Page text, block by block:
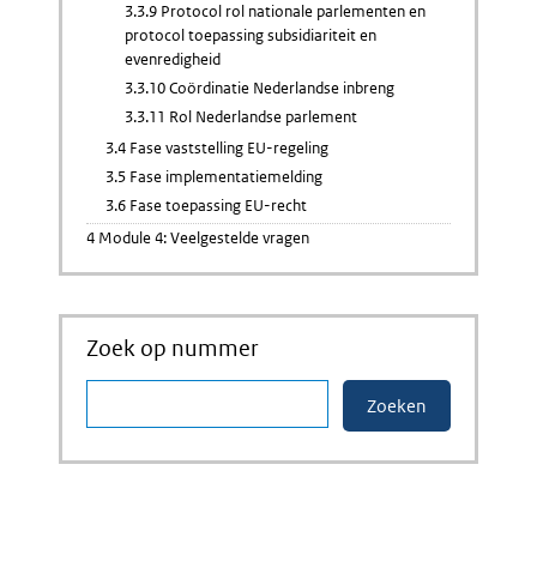
3.3.9 Protocol rol nationale parlementen en
protocol toepassing subsidiariteit en
evenredigheid
3.3.10 Coördinatie Nederlandse inbreng
3.3.11 Rol Nederlandse parlement
3.4 Fase vaststelling EU-regeling
3.5 Fase implementatiemelding
3.6 Fase toepassing EU-recht
4 Module 4: Veelgestelde vragen
Zoek op nummer